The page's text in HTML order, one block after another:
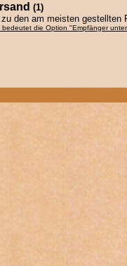
(1)
den am meisten gestellten
bedeutet die Option "Empfänger